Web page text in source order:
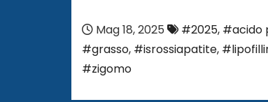
Mag 18, 2025 #2025, #acido
#grasso, #isrossiapatite,
#zigomo